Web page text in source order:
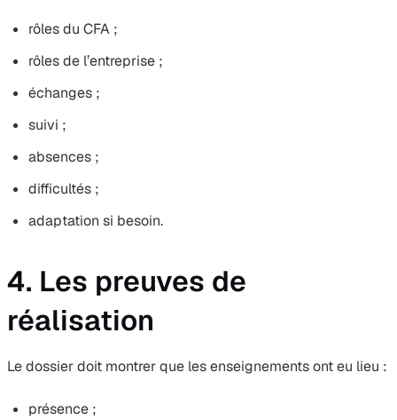
rôles du CFA ;
rôles de l’entreprise ;
échanges ;
suivi ;
absences ;
difficultés ;
adaptation si besoin.
4. Les preuves de
réalisation
Le dossier doit montrer que les enseignements ont eu lieu :
présence ;